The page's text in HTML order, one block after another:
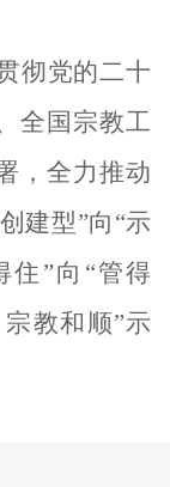
彻党的二十
全国宗教工
，全力推动
建型”向“示
住”向“管得
教和顺”示